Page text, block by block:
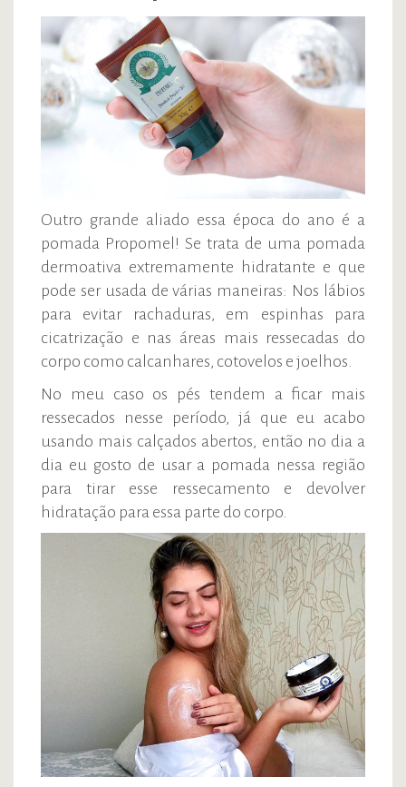
Outro grande aliado essa época do ano é a
pomada Propomel! Se trata de uma pomada
dermoativa extremamente hidratante e que
pode ser usada de várias maneiras: Nos lábios
para evitar rachaduras, em espinhas para
cicatrização e nas áreas mais ressecadas do
corpo como calcanhares, cotovelos e joelhos.
No meu caso os pés tendem a ficar mais
ressecados nesse período, já que eu acabo
usando mais calçados abertos, então no dia a
dia eu gosto de usar a pomada nessa região
para tirar esse ressecamento e devolver
hidratação para essa parte do corpo.